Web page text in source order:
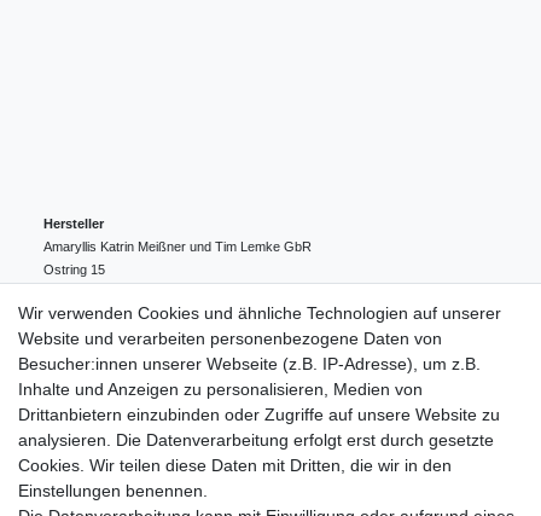
Hersteller
Amaryllis Katrin Meißner und Tim Lemke GbR
Ostring 15
004943548099856
amaryllis-eckernfoerde@t-online.de
EU-Verantwortlicher
Amaryllis Katrin Meißner und Tim Lemke GbR
Ostring
15
004943548099856
amaryllis-eckernfoerde@t-online.de
Wir verwenden Cookies und ähnliche Technologien auf unserer
Website und verarbeiten personenbezogene Daten von
Besucher:innen unserer Webseite (z.B. IP-Adresse), um z.B.
Inhalte und Anzeigen zu personalisieren, Medien von
Drittanbietern einzubinden oder Zugriffe auf unsere Website zu
analysieren. Die Datenverarbeitung erfolgt erst durch gesetzte
Cookies. Wir teilen diese Daten mit Dritten, die wir in den
Einstellungen benennen.